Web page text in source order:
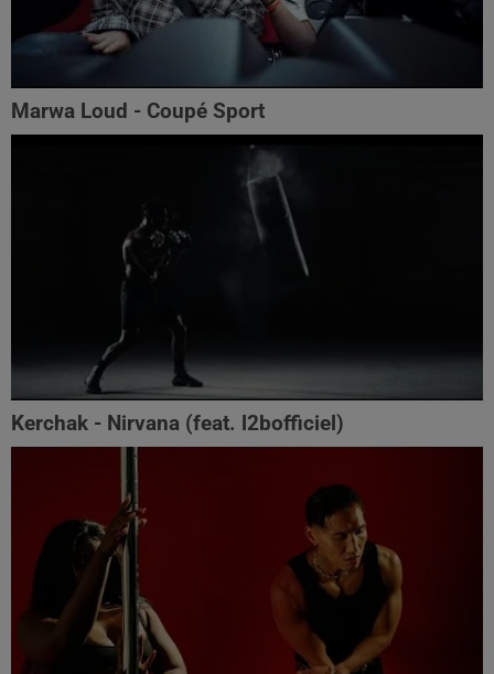
Marwa Loud - Coupé Sport
Kerchak - Nirvana (feat. ‪l2bofficiel‬)